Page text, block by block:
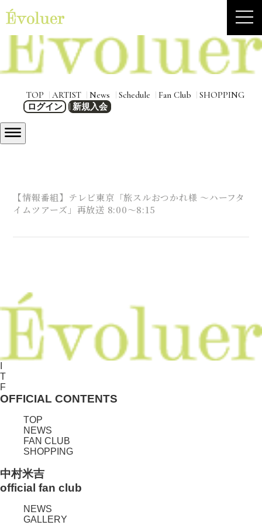
TOP ARTIST News Schedule Fan Club SHOPPING
ログイン 新規入会
【情報番組】テレビ東京「旅スルおつかれ様 〜ハーフタ
イムツアーズ」再放送 8:00〜8:15
T
F
OFFICIAL CONTENTS
TOP
NEWS
FAN CLUB
SHOPPING
中村米吉
official fan club
NEWS
GALLERY